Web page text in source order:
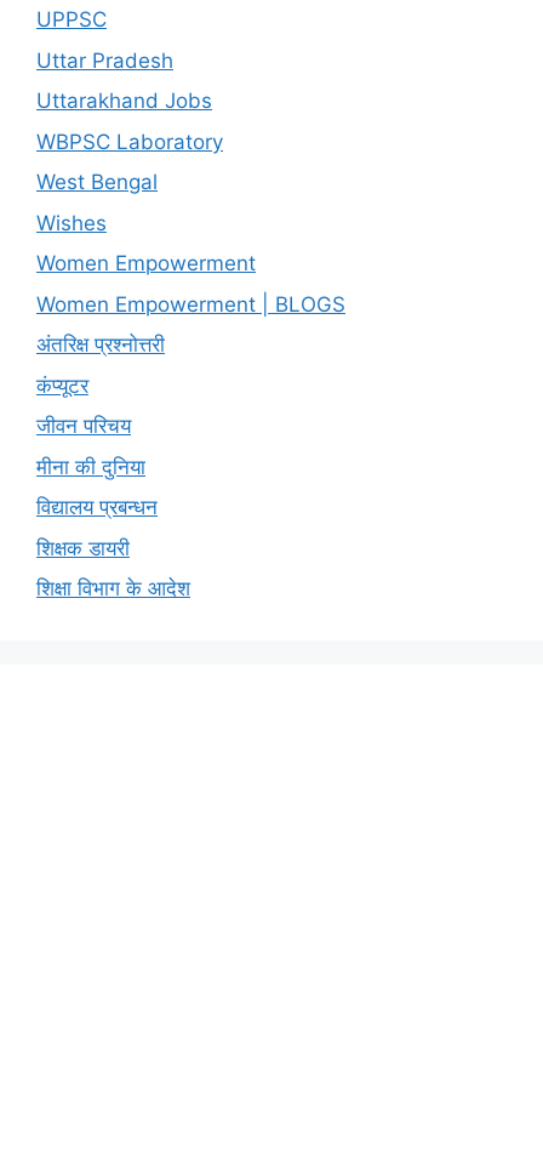
UPPSC
Uttar Pradesh
Uttarakhand Jobs
WBPSC Laboratory
West Bengal
Wishes
Women Empowerment
Women Empowerment | BLOGS
अंतरिक्ष प्रश्नोत्तरी
कंप्यूटर
जीवन परिचय
मीना की दुनिया
विद्यालय प्रबन्धन
शिक्षक डायरी
शिक्षा विभाग के आदेश